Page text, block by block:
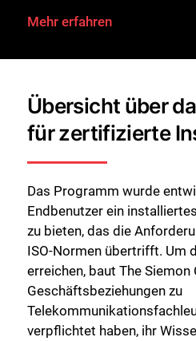
Mehr erfahren
Übersicht über
für zertifizierte
Das Programm wurde
Endbenutzer ein
zu bieten, das die
ISO-Normen übertrifft. Um
erreichen, baut The Siemon
Geschäftsbeziehungen zu
verpflichtet haben, ihr